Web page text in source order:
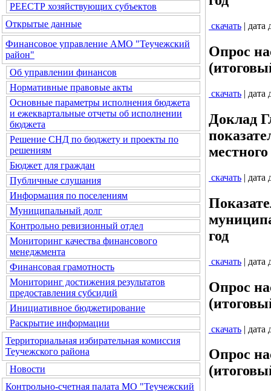
РЕЕСТР хозяйствующих субъектов
Открытые данные
Финансовое управление АМО "Теучежский
район"
Об управлении финансов
Нормативные правовые акты
Основные параметры исполнения бюджета
и ежеквартальные отчеты об исполнении
бюджета
Решение СНД по бюджету и проекты по
решениям
Бюджет для граждан
Публичные слушания
Информация по поселениям
Муниципальный долг
Контрольно ревизионный отдел
Мониторинг качества финансового
менеджмента
Финансовая грамотность
Мониторинг достижения результатов
предоставления субсидий
Инициативное бюджетирование
Раскрытие информации
Территориальная избирательная комиссия
Теучежского района
Новости
Контрольно-счетная палата МО "Теучежский
скачать | дата
Опрос
скачать | дата
Доклад
скачать | дата
год
скачать | дата
Опрос
скачать | дата
Опрос